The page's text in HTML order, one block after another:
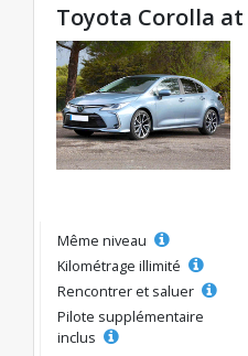
Toyota Corolla at
Même niveau
Kilométrage illimité
Rencontrer et saluer
Pilote supplémentaire
inclus